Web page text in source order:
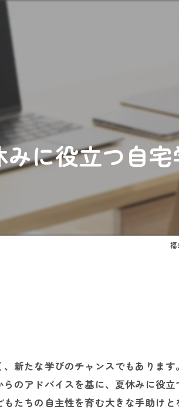
みに役立つ自
新たな学びのチャンスでもありま
のアドバイスを基に、夏休みに役
たちの自主性を育む大きな手助け